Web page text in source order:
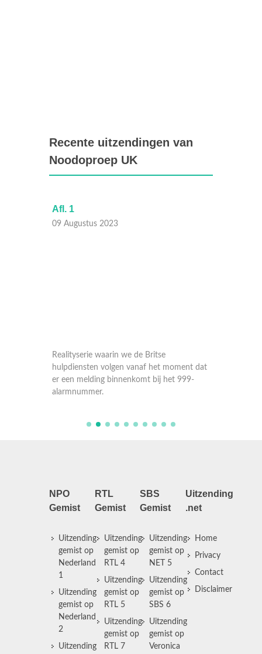
Recente uitzendingen van
Noodoproep UK
Afl. 1
09 Augustus 2023
hulpdiensten volgen vanaf het moment dat
er een melding binnenkomt bij het 999-
alarmnummer.
NPO
Gemist
Uitzending
gemist op
Nederland
1
Uitzending
gemist op
Nederland
2
Uitzending
RTL
Gemist
Uitzending
gemist op
RTL 4
Uitzending
gemist op
RTL 5
Uitzending
gemist op
RTL 7
SBS
Gemist
Uitzending
gemist op
NET 5
Uitzending
gemist op
SBS 6
Uitzending
gemist op
Veronica
Uitzending
.net
Home
Privacy
Contact
Disclaimer